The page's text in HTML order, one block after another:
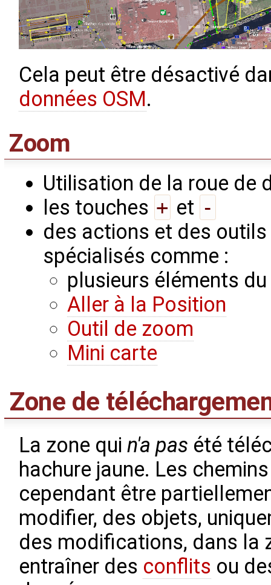
Cela peut être désactivé
données OSM.
Zoom
Utilisation de la roue de
les touches + et -
des actions et des
spécialisés comme :
plusieurs éléments du
Aller à la Position
Outil de zoom
Mini carte
Zone de
La zone qui n'a pas été
hachure jaune. Les
cependant être
modifier, des objets,
des modifications, dans la
entraîner des conflits ou